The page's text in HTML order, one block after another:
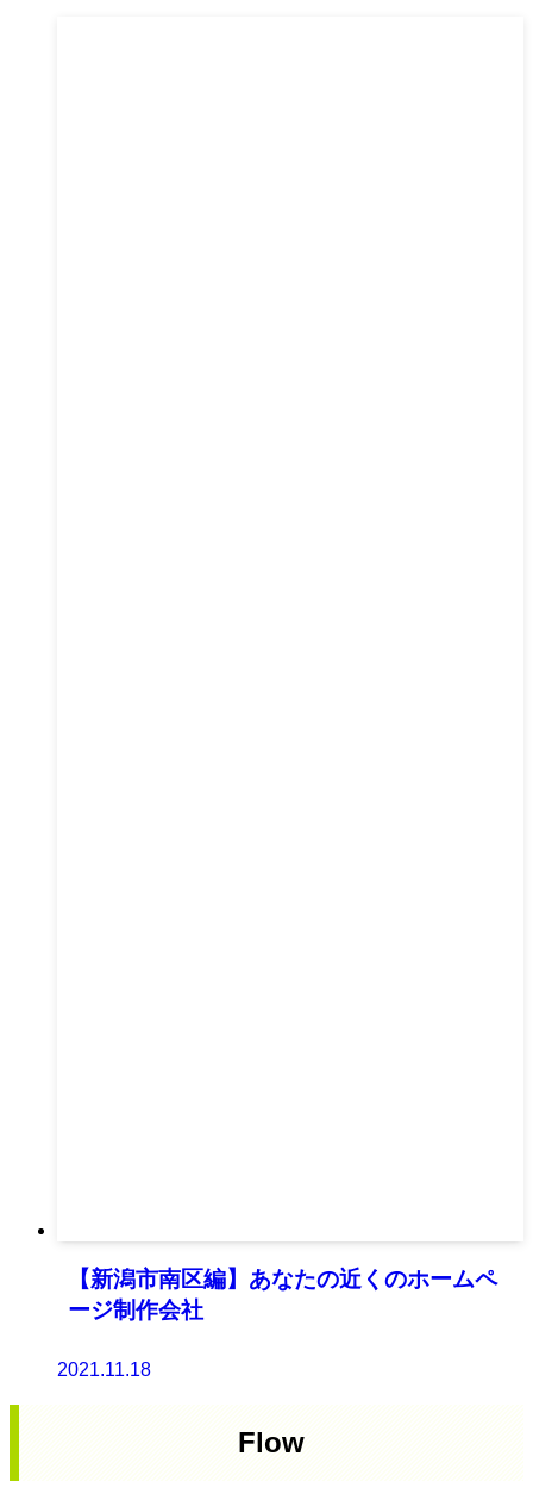
【新潟市南区編】あなたの近くのホームペ
ージ制作会社
2021.11.18
Flow